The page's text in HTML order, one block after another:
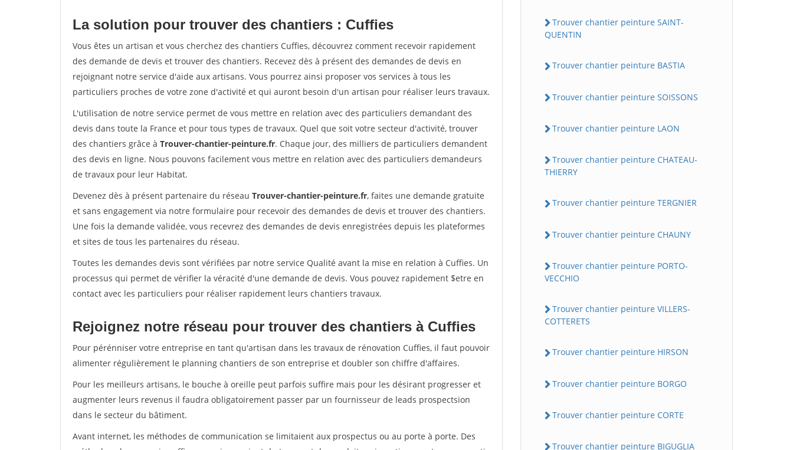
La solution pour trouver des chantiers : Cuffies
Vous êtes un artisan et vous cherchez des chantiers Cuffies, découvrez comment recevoir rapidement
des demande de devis et trouver des chantiers. Recevez dès à présent des demandes de devis en
rejoignant notre service d'aide aux artisans. Vous pourrez ainsi proposer vos services à tous les
particuliers proches de votre zone d'activité et qui auront besoin d'un artisan pour réaliser leurs travaux.
L'utilisation de notre service permet de vous mettre en relation avec des particuliers demandant des
devis dans toute la France et pour tous types de travaux. Quel que soit votre secteur d'activité, trouver
des chantiers grâce à Trouver-chantier-peinture.fr. Chaque jour, des milliers de particuliers demandent
des devis en ligne. Nous pouvons facilement vous mettre en relation avec des particuliers demandeurs
de travaux pour leur Habitat.
Devenez dès à présent partenaire du réseau Trouver-chantier-peinture.fr, faites une demande gratuite
et sans engagement via notre formulaire pour recevoir des demandes de devis et trouver des chantiers.
Une fois la demande validée, vous recevrez des demandes de devis enregistrées depuis les plateformes
et sites de tous les partenaires du réseau.
Toutes les demandes devis sont vérifiées par notre service Qualité avant la mise en relation à Cuffies. Un
processus qui permet de vérifier la véracité d'une demande de devis. Vous pouvez rapidement $etre en
contact avec les particuliers pour réaliser rapidement leurs chantiers travaux.
Rejoignez notre réseau pour trouver des chantiers à Cuffies
Pour pérénniser votre entreprise en tant qu'artisan dans les travaux de rénovation Cuffies, il faut pouvoir
alimenter régulièrement le planning chantiers de son entreprise et doubler son chiffre d'affaires.
Pour les meilleurs artisans, le bouche à oreille peut parfois suffire mais pour les désirant progresser et
augmenter leurs revenus il faudra obligatoirement passer par un fournisseur de leads prospectsion
dans le secteur du bâtiment.
Avant internet, les méthodes de communication se limitaient aux prospectus ou au porte à porte. Des
Trouver chantier peinture SAINT-
QUENTIN
Trouver chantier peinture BASTIA
Trouver chantier peinture SOISSONS
Trouver chantier peinture LAON
Trouver chantier peinture CHATEAU-
THIERRY
Trouver chantier peinture TERGNIER
Trouver chantier peinture CHAUNY
Trouver chantier peinture PORTO-
VECCHIO
Trouver chantier peinture VILLERS-
COTTERETS
Trouver chantier peinture HIRSON
Trouver chantier peinture BORGO
Trouver chantier peinture CORTE
Trouver chantier peinture BIGUGLIA